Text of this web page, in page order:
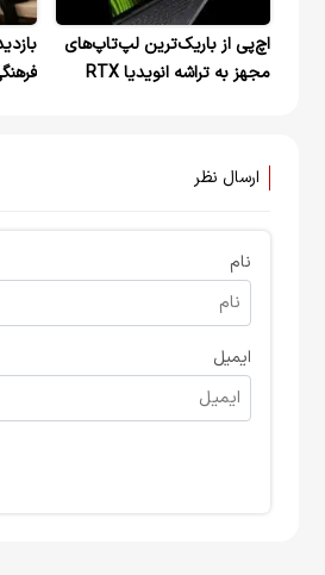
اچ‌پی از باریک‌ترین لپ‌تاپ‌های
مجهز به تراشه انویدیا RTX
ارسال نظر
نام
ایمیل